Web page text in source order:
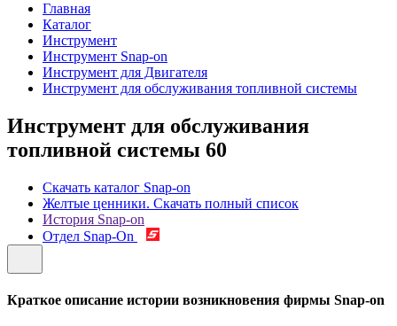
Главная
Каталог
Инструмент
Инструмент Snap-on
Инструмент для Двигателя
Инструмент для обслуживания топливной системы
Инструмент для обслуживания
топливной системы 60
Скачать каталог Snap-on
Желтые ценники. Скачать полный список
История Snap-on
Отдел Snap-On
Краткое описание истории возникновения фирмы Snap-on